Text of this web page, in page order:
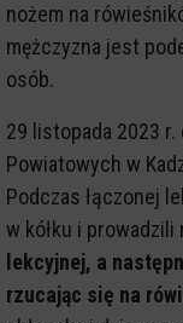
nożem na
mężczyzna jest
osób.
29 listopada 2023 r.
Powiatowych w
Podczas łączonej
w kółku i prowadzili
lekcyjnej, a
rzucając się na